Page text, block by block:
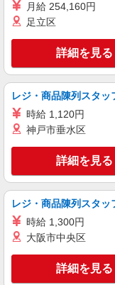
月給 254,160円
足立区
詳細を見る
レジ・商品陳列スタッ
時給 1,120円
神戸市垂水区
詳細を見る
レジ・商品陳列スタッ
時給 1,300円
大阪市中央区
詳細を見る